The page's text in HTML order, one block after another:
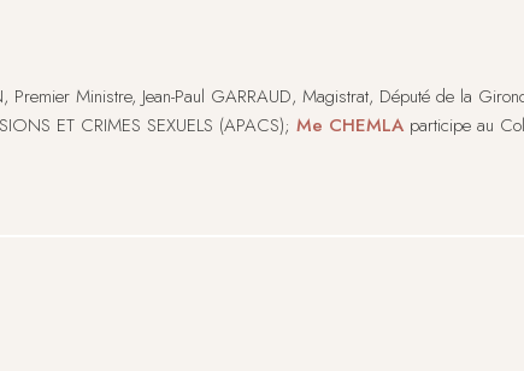
Premier Ministre, Jean-Paul GARRAUD, Magistrat, Député de la
ET CRIMES SEXUELS (APACS); Me CHEMLA participe au